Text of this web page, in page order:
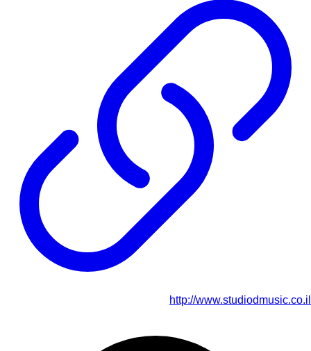
http://www.studiodmusic.co.il